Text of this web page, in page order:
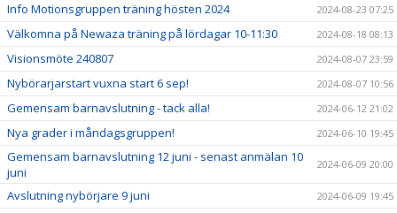
Info Motionsgruppen träning hösten 2024 2024-08-23 07:25
Välkomna på Newaza träning på lördagar 10-11:30 2024-08-18 08:13
Visionsmöte 240807 2024-08-07 23:59
Nybörarjarstart vuxna start 6 sep! 2024-08-07 10:56
Gemensam barnavslutning - tack alla! 2024-06-12 21:02
Nya grader i måndagsgruppen! 2024-06-10 19:45
Gemensam barnavslutning 12 juni - senast anmälan 10
juni
2024-06-09 20:00
Avslutning nybörjare 9 juni 2024-06-09 19:45